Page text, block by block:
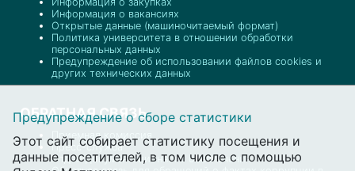
Информация о вакансиях
Открытые данные (машиночитаемый формат)
Политика университета в отношении обработки
персональных данных
Предупреждение об использовании файлов cookies и
других технических данных
ОБРАТНАЯ СВЯЗЬ
Приемная комиссия
Пресс-служба
Отдел документационного обеспечения
Предупреждение о сборе статистики
Этот сайт собирает статистику посещения и
данные посетителей, в том числе с помощью